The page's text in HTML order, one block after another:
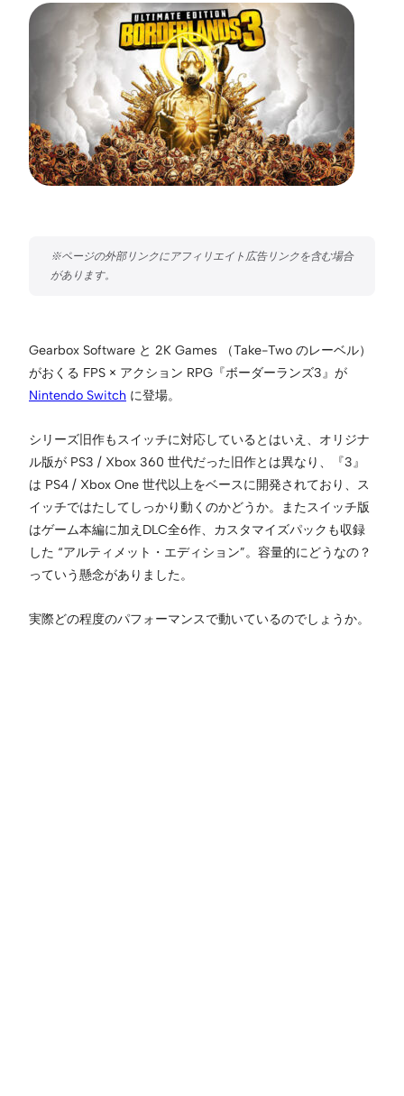
Gearbox Software と 2K Games （Take-Two のレーベル）
がおくる FPS × アクション RPG『ボーダーランズ3』が
Nintendo Switch に登場。
シリーズ旧作もスイッチに対応しているとはいえ、オリジナ
ル版が PS3 / Xbox 360 世代だった旧作とは異なり、『3』
は PS4 / Xbox One 世代以上をベースに開発されており、ス
イッチではたしてしっかり動くのかどうか。またスイッチ版
はゲーム本編に加えDLC全6作、カスタマイズパックも収録
した “アルティメット・エディション”。容量的にどうなの？
っていう懸念がありました。
実際どの程度のパフォーマンスで動いているのでしょうか。